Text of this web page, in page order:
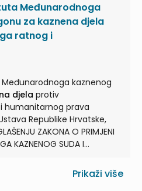
KAZNENIH
... TERORIZMA I DRUGA
Zakon o prijenosu i
u zračnom prometu u
i vođenja
, koji je Hrvatski sabor donio
Međunarodnoga
za kaznena djela
ratnog i
kaznenog
djela protiv
humanitarnog prava
ZAKONA O PRIMJENI
KAZNENOG SUDA I
Prikaži više